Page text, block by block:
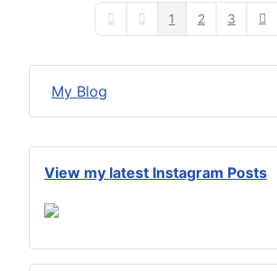
View my latest Instagram Posts
First PagePrevious Page
1 2 3
My Blog